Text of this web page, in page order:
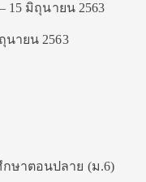
15 มิถุนายน 2563
ายน 2563
กษาตอนปลาย (ม.6)